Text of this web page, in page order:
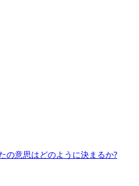
の意思はどのように決まるか?